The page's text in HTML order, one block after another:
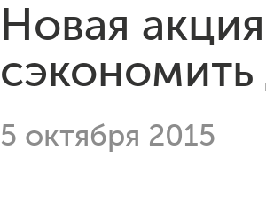
Новая
сэкономить
5 октября 2015